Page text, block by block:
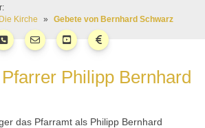
Die Kirche Gebete von Bernhard Schwarz
Philipp Bernhard
das Pfarramt als Philipp Bernhard